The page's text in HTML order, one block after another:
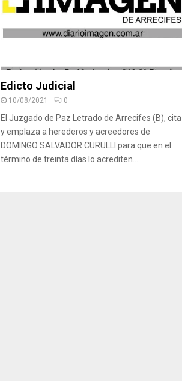
Edicto Judicial
10/08/2021 0
El Juzgado de Paz Letrado de Arrecifes (B), cita
y emplaza a herederos y acreedores de
DOMINGO SALVADOR CURULLI para que en el
término de treinta días lo acrediten....